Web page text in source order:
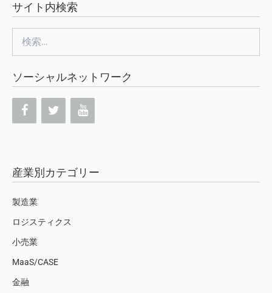
サイト内検索
索:
ソーシャルネットワーク
産業別カテゴリー
製造業
ロジスティクス
小売業
MaaS/CASE
金融